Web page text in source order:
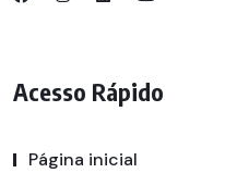
Acesso Rápido
Página inicial